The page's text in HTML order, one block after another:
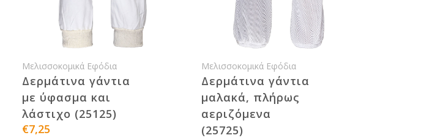
Μελισσοκομικά Εφόδια
Δερμάτινα γάντια
με ύφασμα και
λάστιχο (25125)
€7,25
Μελισσοκομικά Εφόδια
Δερμάτινα γάντια
μαλακά, πλήρως
αεριζόμενα
(25725)